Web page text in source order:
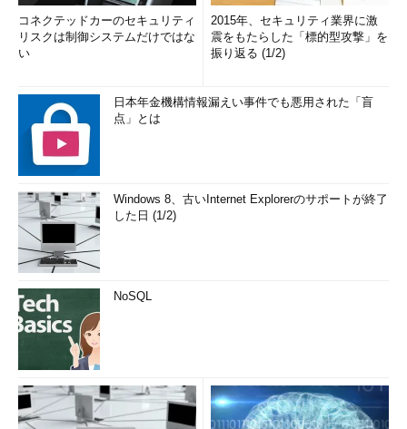
コネクテッドカーのセキュリティ
リスクは制御システムだけではな
い
2015年、セキュリティ業界に激
震をもたらした「標的型攻撃」を
振り返る (1/2)
日本年金機構情報漏えい事件でも悪用された「盲
点」とは
Windows 8、古いInternet Explorerのサポートが終了
した日 (1/2)
NoSQL